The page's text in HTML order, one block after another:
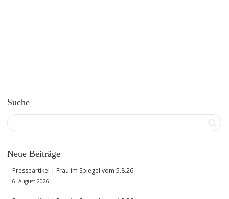
Suche
Neue Beiträge
Presseartikel | Frau im Spiegel vom 5.8.26
6. August 2026